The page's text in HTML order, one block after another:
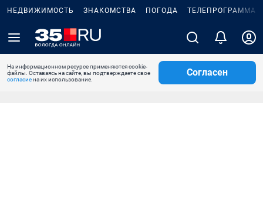
НЕДВИЖИМОСТЬ ЗНАКОМСТВА ПОГОДА ТЕЛЕПРОГРАММА
На информационном ресурсе применяются cookie-
файлы. Оставаясь на сайте, вы подтверждаете свое
согласиена их использование.
Согласен